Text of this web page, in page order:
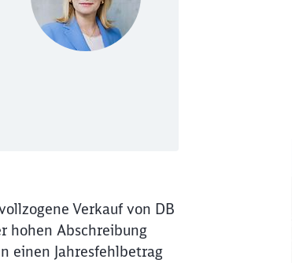
Verkauf von DB
hohen Abschreibung
einen Jahresfehlbetrag
werden?